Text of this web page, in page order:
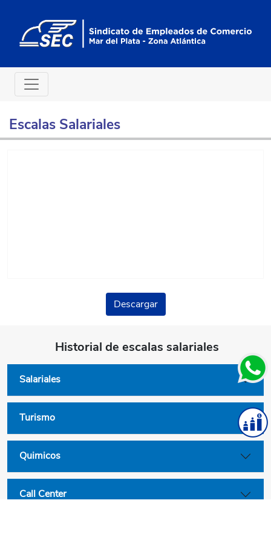
Escalas Salariales
Descargar
Historial de escalas salariales
Salariales
Turismo
Quimicos
Call Center